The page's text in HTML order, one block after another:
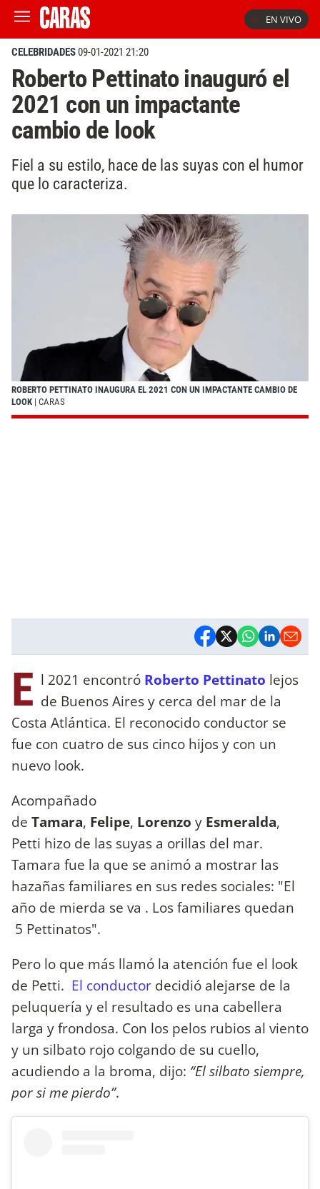
EN VIVO
CELEBRIDADES09-01-2021 21:20
Roberto Pettinato inauguró el
2021 con un impactante
cambio de look
Fiel a su estilo, hace de las suyas con el humor
que lo caracteriza.
ROBERTO PETTINATO INAUGURA EL 2021 CON UN IMPACTANTE CAMBIO DE
LOOK | CARAS
E l 2021 encontró Roberto Pettinato lejos
de Buenos Aires y cerca del mar de la
Costa Atlántica. El reconocido conductor se
fue con cuatro de sus cinco hijos y con un
nuevo look.
Acompañado
de Tamara, Felipe, Lorenzo y Esmeralda,
Petti hizo de las suyas a orillas del mar.
Tamara fue la que se animó a mostrar las
hazañas familiares en sus redes sociales: "El
año de mierda se va . Los familiares quedan
5 Pettinatos".
Pero lo que más llamó la atención fue el look
de Petti. El conductor decidió alejarse de la
peluquería y el resultado es una cabellera
larga y frondosa. Con los pelos rubios al viento
y un silbato rojo colgando de su cuello,
acudiendo a la broma, dijo: “El silbato siempre,
por si me pierdo”.